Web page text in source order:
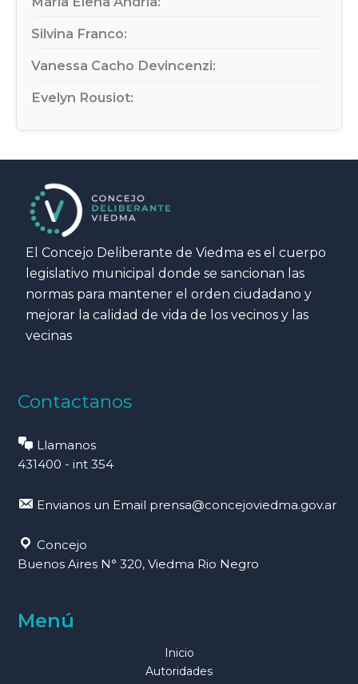
Silvina Franco:
Vanessa Cacho Devincenzi:
Evelyn Rousiot:
El Concejo Deliberante de Viedma es el cuerpo
legislativo municipal donde se sancionan las
normas para mantener el orden ciudadano y
mejorar la calidad de vida de los vecinos y las
vecinas
Contactanos
Llamanos
431400 - int 354
Envianos un Email prensa@concejoviedma.gov.ar
Concejo
Buenos Aires N° 320, Viedma Rio Negro
Menú
Inicio
Autoridades